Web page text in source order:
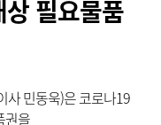
필요물품
사 민동욱)은 코로나19
권을